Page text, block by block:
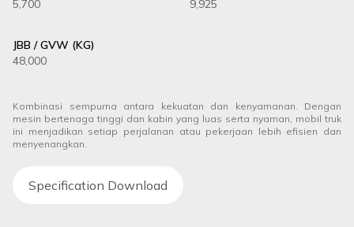
5,700
9,925
JBB / GVW (KG)
48,000
Kombinasi sempurna antara kekuatan dan kenyamanan. Dengan
mesin bertenaga tinggi dan kabin yang luas serta nyaman, mobil truk
ini menjadikan setiap perjalanan atau pekerjaan lebih efisien dan
menyenangkan.
Specification Download